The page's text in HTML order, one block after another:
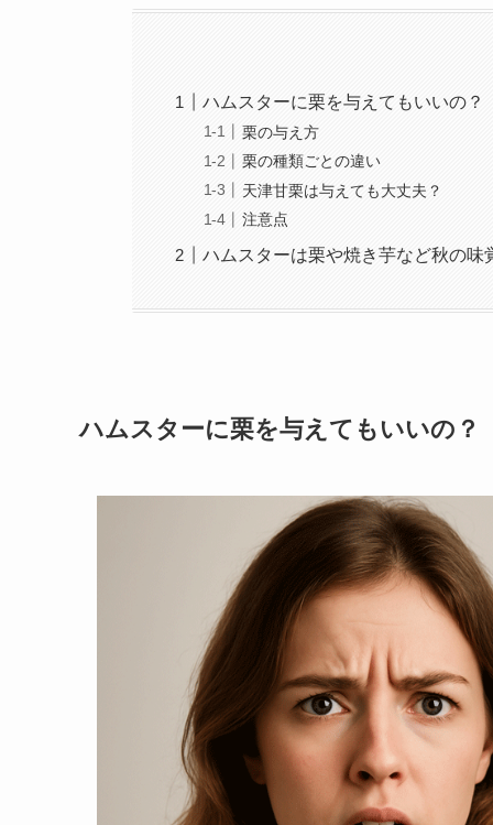
ハムスターに栗を与えてもいいの？
栗の与え方
栗の種類ごとの違い
天津甘栗は与えても大丈夫？
注意点
ハムスターは栗や焼き芋など秋の
ハムスターに栗を与えてもいいの？